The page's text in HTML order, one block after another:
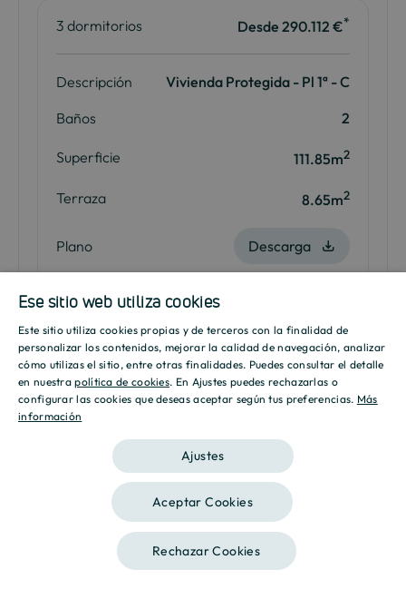
3 dormitorios Desde 290.112 €*
Descripción
Vivienda Protegida - Pl 1ª - C
Baños
2
Superficie 111.85m2
Terraza 8.65m2
Plano Descarga
Me interesa
3 dormitorios Desde 290.442 €
Descripción
Vivienda Protegida - Pl Baja - A
Superficie
Llámanos
SPANISH
ENGLISH
Ese sitio web utiliza cookies
Este sitio utiliza cookies propias y de terceros con la finalidad de
personalizar los contenidos, mejorar la calidad de navegación, analizar
cómo utilizas el sitio, entre otras finalidades. Puedes consultar el detalle
en nuestrapolítica de cookies. En Ajustes puedes rechazarlas o
configurar las cookies que deseas aceptar según tus preferencias. Más
información
Ajustes
Aceptar Cookies
Rechazar Cookies